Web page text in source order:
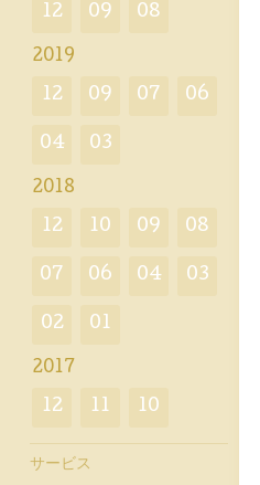
12 09 08
2019
12 09 07 06
04 03
2018
12 10 09 08
07 06 04 03
02 01
2017
12 11 10
サービス